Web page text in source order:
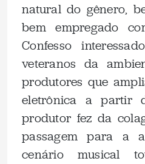
natural do gênero,
bem empregado
Confesso
veteranos da
produtores que
eletrônica a partir
produtor fez da
passagem para a
cenário musical